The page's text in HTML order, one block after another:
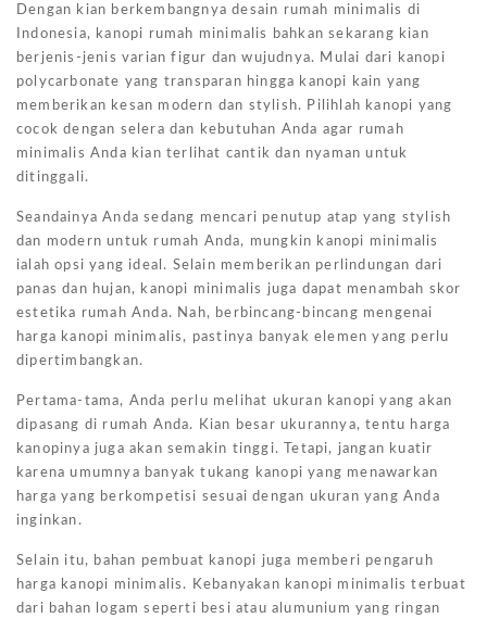
Dengan kian berkembangnya desain rumah minimalis di
Indonesia, kanopi rumah minimalis bahkan sekarang kian
berjenis-jenis varian figur dan wujudnya. Mulai dari kanopi
polycarbonate yang transparan hingga kanopi kain yang
memberikan kesan modern dan stylish. Pilihlah kanopi yang
cocok dengan selera dan kebutuhan Anda agar rumah
minimalis Anda kian terlihat cantik dan nyaman untuk
ditinggali.
Seandainya Anda sedang mencari penutup atap yang stylish
dan modern untuk rumah Anda, mungkin kanopi minimalis
ialah opsi yang ideal. Selain memberikan perlindungan dari
panas dan hujan, kanopi minimalis juga dapat menambah skor
estetika rumah Anda. Nah, berbincang-bincang mengenai
harga kanopi minimalis, pastinya banyak elemen yang perlu
dipertimbangkan.
Pertama-tama, Anda perlu melihat ukuran kanopi yang akan
dipasang di rumah Anda. Kian besar ukurannya, tentu harga
kanopinya juga akan semakin tinggi. Tetapi, jangan kuatir
karena umumnya banyak tukang kanopi yang menawarkan
harga yang berkompetisi sesuai dengan ukuran yang Anda
inginkan.
Selain itu, bahan pembuat kanopi juga memberi pengaruh
harga kanopi minimalis. Kebanyakan kanopi minimalis terbuat
dari bahan logam seperti besi atau alumunium yang ringan